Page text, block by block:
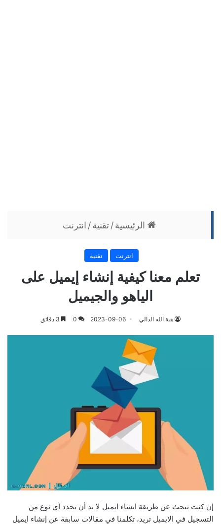
الرئيسية/تقنية/ انترنت
انترنت تقنية
تعلم معنا كيفية إنشاء إيميل على
الياهو والجيميل
هبة الله الدالي 2023-09-06
0
إن كنت تبحث عن طريقة انشاء ايميل لا بد أن تحدد أي نوع من
التسجيل في الايميل تريد، تكلمنا في مقالات سابقة عن إنشاء ايميل